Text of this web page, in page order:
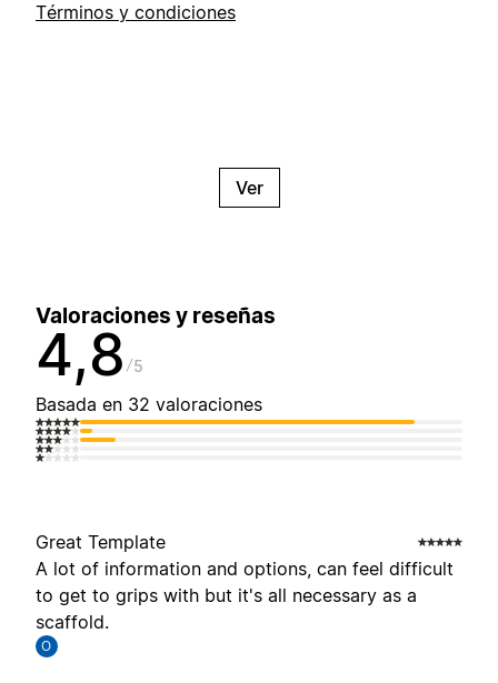
Términos y condiciones
Ver
Valoraciones y reseñas
4,8 5
Basada en 32 valoraciones
Great Template
A lot of information and options, can feel difficult
to get to grips with but it's all necessary as a
scaffold.
O